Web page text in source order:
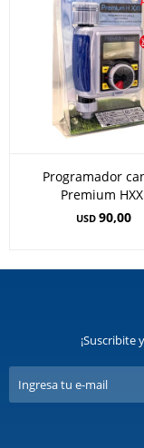
Programador
Premium
USD 90,00
¡Suscribite